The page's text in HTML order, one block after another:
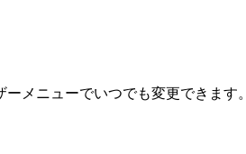
メニューでいつでも変更できます。